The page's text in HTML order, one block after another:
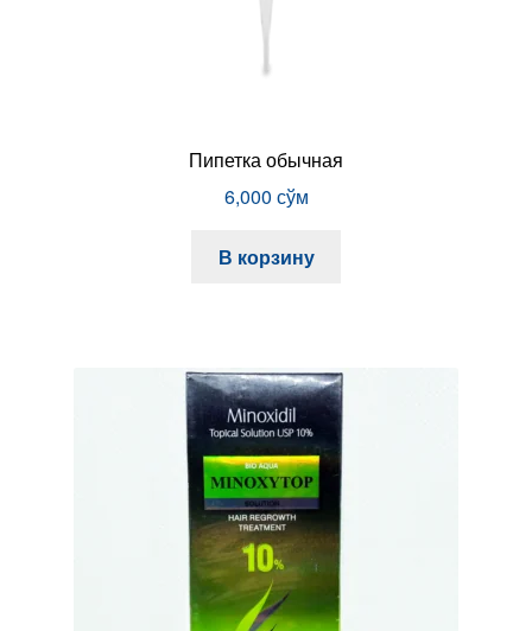
Пипетка обычная
6,000 сўм
В корзину